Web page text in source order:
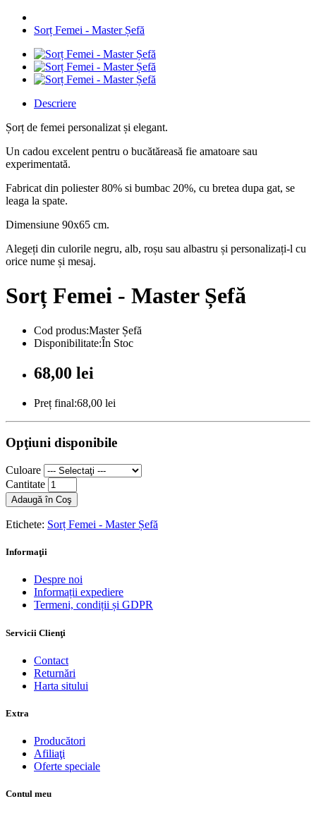
Sorț Femei - Master Șefă
Descriere
Șorț de femei personalizat și elegant.
Un cadou excelent pentru o bucătăreasă fie amatoare sau
experimentată.
Fabricat din poliester 80% si bumbac 20%, cu bretea dupa gat, se
leaga la spate.
Dimensiune 90x65 cm.
Alegeți din culorile negru, alb, roșu sau albastru și personalizați-l cu
orice nume și mesaj.
Sorț Femei - Master Șefă
Cod produs:Master Șefă
Disponibilitate:În Stoc
68,00 lei
Preț final:68,00 lei
Opţiuni disponibile
Culoare
Cantitate
Adaugă în Coş
Etichete: Sorț Femei - Master Șefă
Informaţii
Despre noi
Informații expediere
Termeni, condiții și GDPR
Servicii Clienţi
Contact
Returnări
Harta sitului
Extra
Producători
Afiliaţi
Oferte speciale
Contul meu